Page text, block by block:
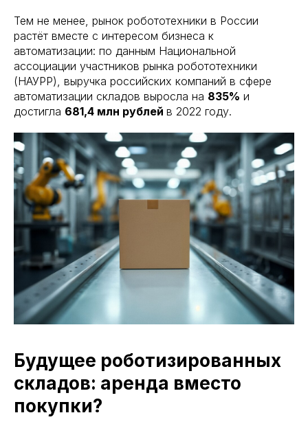
Тем не менее, рынок робототехники в России
растёт вместе с интересом бизнеса к
автоматизации: по данным Национальной
ассоциации участников рынка робототехники
(НАУРР), выручка российских компаний в сфере
автоматизации складов выросла на 835% и
достигла 681,4 млн рублей в 2022 году.
Будущее роботизированных
складов: аренда вместо
покупки?
легко